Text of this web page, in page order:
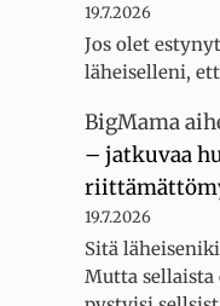
19.7.2026
Jos olet
läheiselleni,
BigMama
– jatkuvaa
19.7.2026
Sitä
Mutta